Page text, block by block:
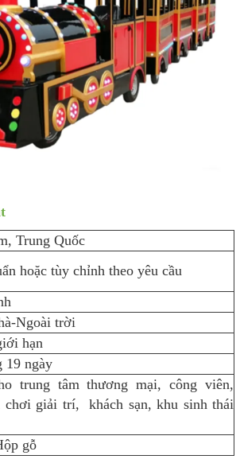
Trung Quốc
hoặc tùy chỉnh theo yêu cầu
Ngoài trời
hạn
19 ngày
trung tâm thương mại, công viên,
chơi giải trí, khách sạn, khu sinh thái
gỗ